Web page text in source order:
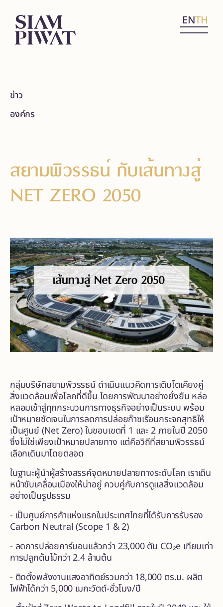
ENTH
ข่าว
องค์กร
สยามพิวรรธน์ กับเส้นทางสู่
NET ZERO 2050
กลุ่มบริษัทสยามพิวรรธน์ ดำเนินแนวคิดการเติบโตเคียงคู่
สิ่งแวดล้อมเพื่อโลกที่ดีขึ้น โดยการพัฒนาอย่างยั่งยืน หล่อ
หลอมเข้าสู่ทุกกระบวนการทางธุรกิจอย่างเป็นระบบ พร้อม
เป้าหมายชัดเจนในการลดการปล่อยก๊าซเรือนกระจกสุทธิให้
เป็นศูนย์ (Net Zero) ในขอบเขตที่ 1 และ 2 ภายในปี 2050
ซึ่งไม่ใช่เพียงเป้าหมายปลายทาง แต่คือวิถีที่สยามพิวรรธน์
เลือกเดินมาโดยตลอด
ในฐานะผู้นำผู้สร้างสรรค์จุดหมายปลายทางระดับโลก เราเดิน
หน้าขับเคลื่อนเมืองให้น่าอยู่ ควบคู่กับการดูแลสิ่งแวดล้อม
อย่างเป็นรูปธรรม
- เป็นศูนย์การค้าแห่งแรกในประเทศไทยที่ได้รับการรับรอง
Carbon Neutral (Scope 1 & 2)
- ลดการปล่อยคาร์บอนแล้วกว่า 23,000 ตัน CO₂e เทียบเท่า
การปลูกต้นไม้กว่า 2.4 ล้านต้น
- ติดตั้งพลังงานแสงอาทิตย์รวมกว่า 18,000 ตร.ม. ผลิต
ไฟฟ้าได้กว่า 5,000 เมกะวัตต์-ชั่วโมง/ปี